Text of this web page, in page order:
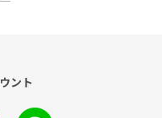
ント